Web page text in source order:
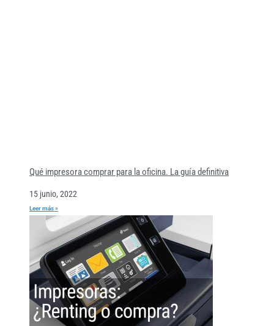
Qué impresora comprar para la oficina. La guía definitiva
15 junio, 2022
Leer más »